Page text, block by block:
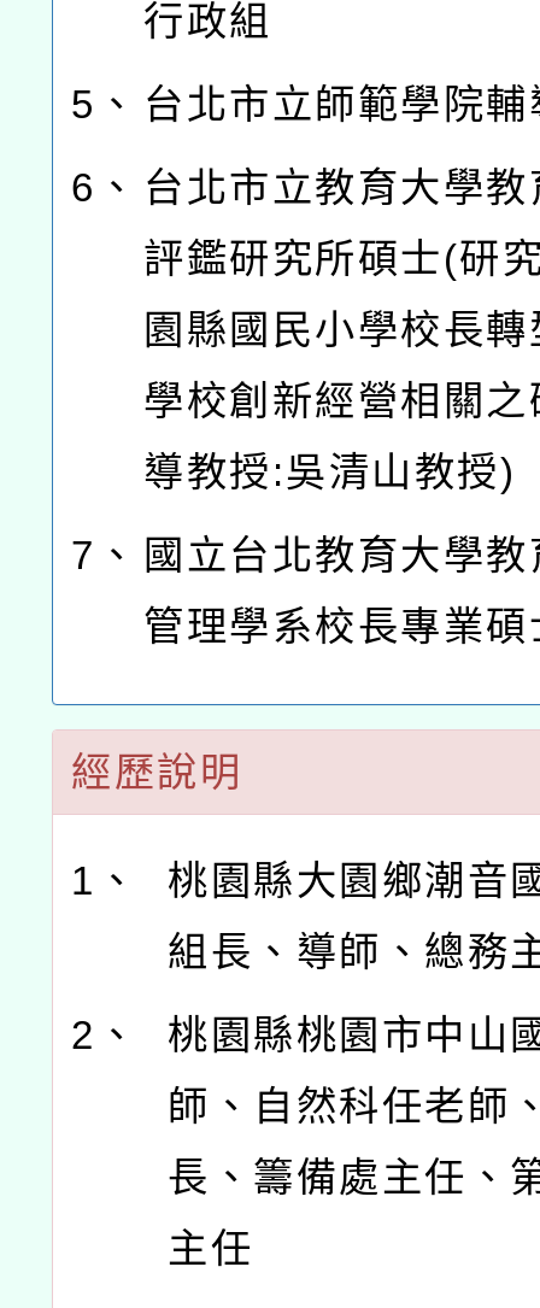
行政組
5、 台北市立師範學院
6、 台北市立教育大學
評鑑研究所碩士(研
園縣國民小學校長
學校創新經營相關
導教授:吳清山教授)
7、 國立台北教育大學
管理學系校長專業
經歷說明
1、
桃園縣大園鄉潮音
組長、導師、總務
2、
桃園縣桃園市中山
師、自然科任老師
長、籌備處主任、
主任